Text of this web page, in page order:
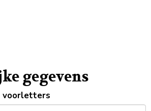
gegevens
voorletters